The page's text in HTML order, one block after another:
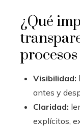
¿Qué
Visibilidad:
antes y
Claridad:
explícitos,